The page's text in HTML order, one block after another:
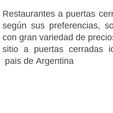
Restaurantes a puertas
según sus preferencias,
con gran variedad de
sitio a puertas cerradas
pais de Argentina